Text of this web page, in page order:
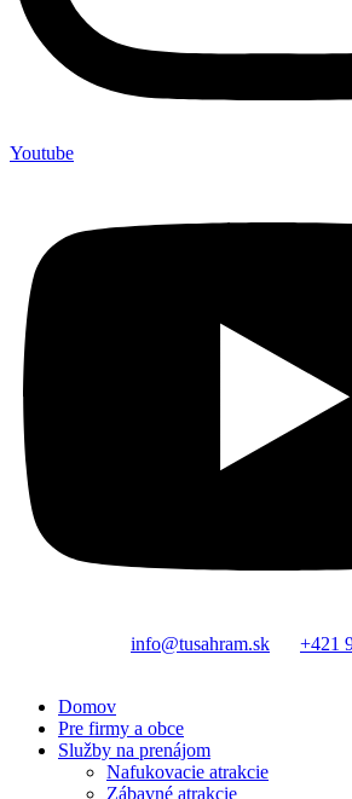
Youtube
info@tusahram.sk +421
Domov
Pre firmy a obce
Služby na prenájom
Nafukovacie atrakcie
Zábavné atrakcie